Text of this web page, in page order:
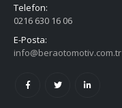
Telefon:
0216 630 16 06
E-Posta:
info@beraotomotiv.com.tr